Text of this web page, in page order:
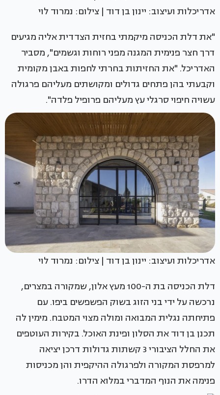
אדריכלות ועיצוב: יינון בן דוד | צילום: נמרוד לוי
"את דלת הכניסה מיקמתי בחזית הצדדית אליה מגיעים
דרך חצר פנימית המגנה מפני רוחות וגשמים", מסביר
האדריכל. "את החזיתות בחרתי לחפות באבן מקומית
וקבעתי בהן פתחים גדולים ומקושתים מעליהם פרגולה
עשויה חיפוי סרגלי עץ מעליהם פרופיל פלדה".
אדריכלות ועיצוב: יינון בן דוד | צילום: נמרוד לוי
דלת הכניסה בת ה-100 מעץ אלון, שמקורה במצרים,
נרכשה על ידי בני הזוג בשוק הפשפשים ביפו. עם
פתיחתה נגלית המבואה ומולה מצוי המטבח. מימין לה
תכנן בן דוד את הסלון ופינת האוכל. בקירות העוטפים
את החלל הציבורי 3 קשתות גדולות דרכן יציאה
למרפסת המקורה ולפרגולה ההיקפית והן מכניסות
פנימה את הנוף המדברי במלוא הדרו.